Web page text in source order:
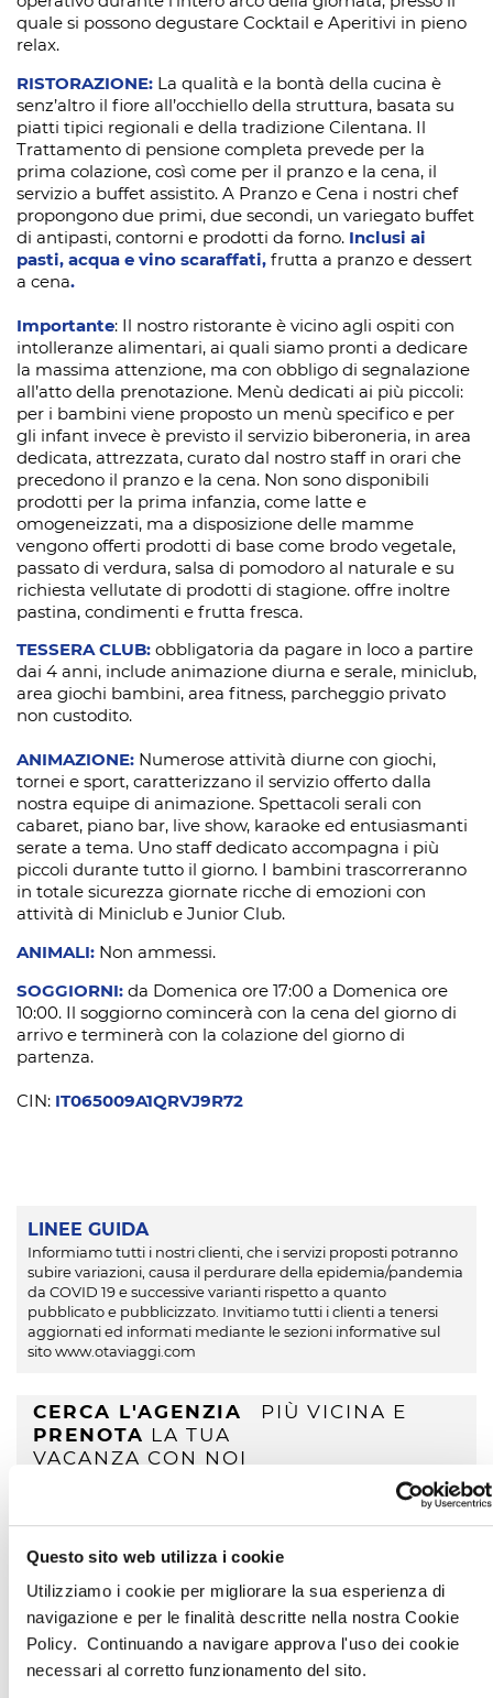
Questo sito web utilizza i cookie
Utilizziamo i cookie per migliorare la sua esperienza di
navigazione e per le finalità descritte nella nostra Cookie
Policy. Continuando a navigare approva l'uso dei cookie
necessari al corretto funzionamento del sito.
quale si possono degustare Cocktail e Aperitivi in pieno
relax.
RISTORAZIONE:
La qualità e la bontà della cucina è
senz’altro il fiore all’occhiello della struttura, basata su
piatti tipici regionali e della tradizione Cilentana. Il
Trattamento di pensione completa prevede per la
prima colazione, così come per il pranzo e la cena, il
servizio a buffet assistito. A Pranzo e Cena i nostri chef
propongono due primi, due secondi, un variegato buffet
di antipasti, contorni e prodotti da forno. Inclusi ai
pasti, acqua e vino scaraffati, frutta a pranzo e dessert
a cena.
Importante: Il nostro ristorante è vicino agli ospiti con
intolleranze alimentari, ai quali siamo pronti a dedicare
la massima attenzione, ma con obbligo di segnalazione
all’atto della prenotazione. Menù dedicati ai più piccoli:
per i bambini viene proposto un menù specifico e per
gli infant invece è previsto il servizio biberoneria, in area
dedicata, attrezzata, curato dal nostro staff in orari che
precedono il pranzo e la cena. Non sono disponibili
prodotti per la prima infanzia, come latte e
omogeneizzati, ma a disposizione delle mamme
vengono offerti prodotti di base come brodo vegetale,
passato di verdura, salsa di pomodoro al naturale e su
richiesta vellutate di prodotti di stagione. offre inoltre
pastina, condimenti e frutta fresca.
TESSERA CLUB: obbligatoria da pagare in loco a partire
dai 4 anni, include animazione diurna e serale, miniclub,
area giochi bambini, area fitness, parcheggio privato
non custodito.
ANIMAZIONE: Numerose attività diurne con giochi,
tornei e sport, caratterizzano il servizio offerto dalla
nostra equipe di animazione. Spettacoli serali con
cabaret, piano bar, live show, karaoke ed entusiasmanti
serate a tema. Uno staff dedicato accompagna i più
piccoli durante tutto il giorno. I bambini trascorreranno
in totale sicurezza giornate ricche di emozioni con
attività di Miniclub e Junior Club.
ANIMALI: Non ammessi.
SOGGIORNI: da Domenica ore 17:00 a Domenica ore
10:00. Il soggiorno comincerà con la cena del giorno di
arrivo e terminerà con la colazione del giorno di
partenza.
CIN: IT065009A1QRVJ9R72
LINEE GUIDA
Informiamo tutti i nostri clienti, che i servizi proposti potranno
subire variazioni, causa il perdurare della epidemia/pandemia
da COVID 19 e successive varianti rispetto a quanto
pubblicato e pubblicizzato. Invitiamo tutti i clienti a tenersi
aggiornati ed informati mediante le sezioni informative sul
sito www.otaviaggi.com
CERCA L'AGENZIA
PIÙ VICINA E
PRENOTA
LA TUA
VACANZA CON NOI
CONDIVIDI LA
STRUTTURA SU